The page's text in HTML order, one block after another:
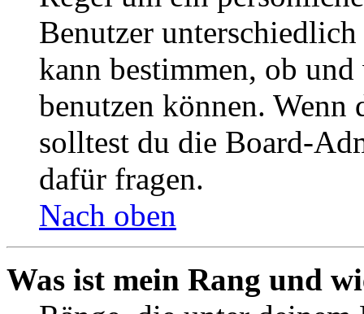
Benutzer
kann bestimmen, ob
benutzen können. Wenn
solltest du die Board-
dafür fragen.
Nach oben
Was ist mein Rang und